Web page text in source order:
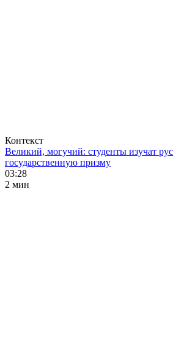
Контекст
Великий, могучий: студенты изучат
государственную призму
03:28
2 мин